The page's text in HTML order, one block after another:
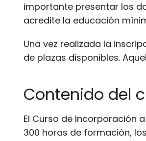
importante presentar los
acredite la educación
Una vez realizada la
de plazas disponibles.
Contenido del
El Curso de Incorporación
300 horas de formación,